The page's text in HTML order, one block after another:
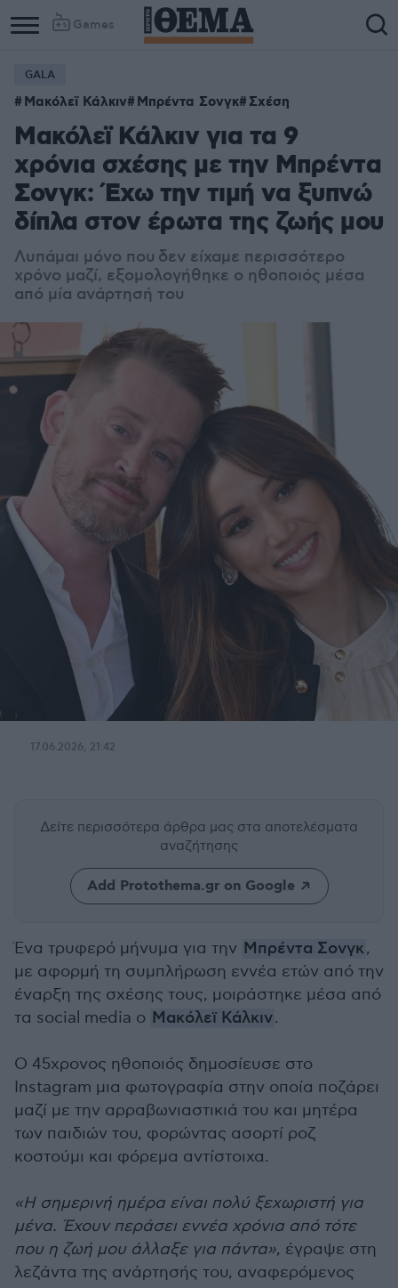
Games
Column
1
Column
2
GALA
Μακόλεϊ Κάλκιν Μπρέντα Σονγκ Σχέση
Μακόλεϊ Κάλκιν για τα 9
χρόνια σχέσης με την Μπρέντα
Σονγκ: Έχω την τιμή να ξυπνώ
δίπλα στον έρωτα της ζωής μου
Λυπάμαι μόνο που δεν είχαμε περισσότερο
χρόνο μαζί, εξομολογήθηκε ο ηθοποιός μέσα
από μία ανάρτησή του
17.06.2026, 21:42
Δείτε περισσότερα άρθρα μας στα αποτελέσματα
αναζήτησης
Add Protothema.gr on Google
Ένα τρυφερό μήνυμα για την Μπρέντα Σονγκ,
με αφορμή τη συμπλήρωση εννέα ετών από την
έναρξη της σχέσης τους, μοιράστηκε μέσα από
τα social media o Μακόλεϊ Κάλκιν.
Ο 45χρονος ηθοποιός δημοσίευσε στο
Instagram μια φωτογραφία στην οποία ποζάρει
μαζί με την αρραβωνιαστικιά του και μητέρα
των παιδιών του, φορώντας ασορτί ροζ
κοστούμι και φόρεμα αντίστοιχα.
«Η σημερινή ημέρα είναι πολύ ξεχωριστή για
μένα. Έχουν περάσει εννέα χρόνια από τότε
που η ζωή μου άλλαξε για πάντα», έγραψε στη
λεζάντα της ανάρτησής του, αναφερόμενος